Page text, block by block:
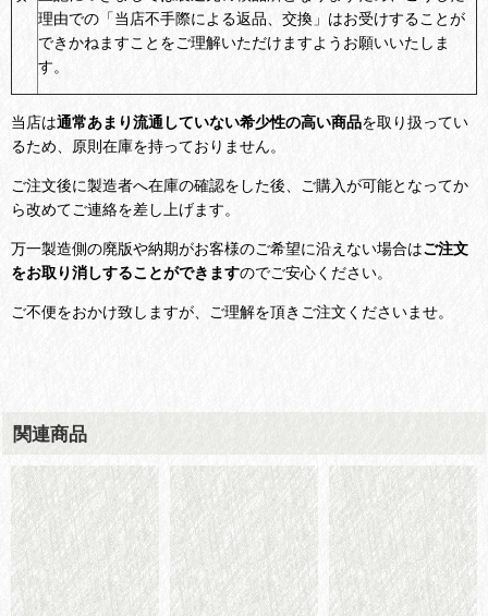
理由での「当店不手際による返品、交換」はお受けすることが
できかねますことをご理解いただけますようお願いいたしま
す。
当店は通常あまり流通していない希少性の高い商品を取り扱ってい
るため、原則在庫を持っておりません。
ご注文後に製造者へ在庫の確認をした後、ご購入が可能となってか
ら改めてご連絡を差し上げます。
万一製造側の廃版や納期がお客様のご希望に沿えない場合はご注文
をお取り消しすることができますのでご安心ください。
ご不便をおかけ致しますが、ご理解を頂きご注文くださいませ。
関連商品